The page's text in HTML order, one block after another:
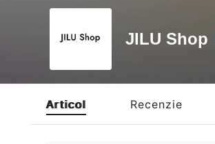
JILU Shop
Articol Recenzie